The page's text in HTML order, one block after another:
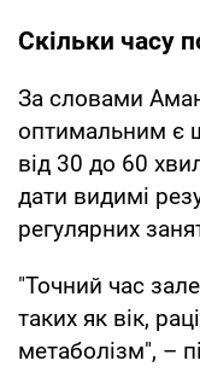
Скільки часу
За словами
оптимальним є
від 30 до 60
дати видимі
регулярних
"Точний час
таких як вік,
метаболізм", –